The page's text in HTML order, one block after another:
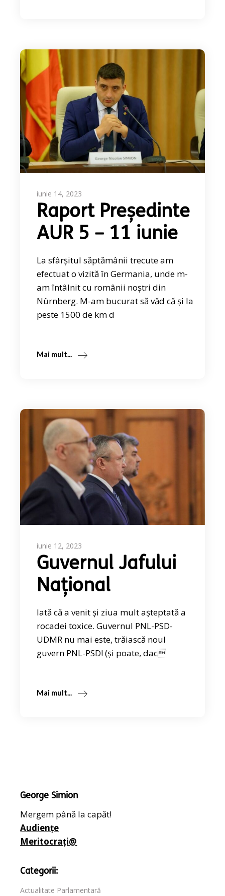
iunie 14, 2023
Raport Președinte
AUR 5 – 11 iunie
La sfârșitul săptămânii trecute am
efectuat o vizită în Germania, unde m-
am întâlnit cu românii noștri din
Nürnberg. M-am bucurat să văd că și la
peste 1500 de km d
Mai mult...
iunie 12, 2023
Guvernul Jafului
Național
Iată că a venit și ziua mult așteptată a
rocadei toxice. Guvernul PNL-PSD-
UDMR nu mai este, trăiască noul
guvern PNL-PSD! (și poate, dac
Mai mult...
George Simion
Mergem până la capăt!
Audiențe
Meritocrați@
Categorii:
Actualitate Parlamentară